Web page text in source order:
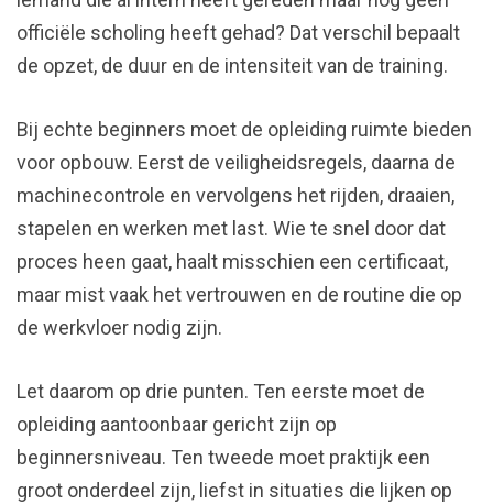
officiële scholing heeft gehad? Dat verschil bepaalt
de opzet, de duur en de intensiteit van de training.
Bij echte beginners moet de opleiding ruimte bieden
voor opbouw. Eerst de veiligheidsregels, daarna de
machinecontrole en vervolgens het rijden, draaien,
stapelen en werken met last. Wie te snel door dat
proces heen gaat, haalt misschien een certificaat,
maar mist vaak het vertrouwen en de routine die op
de werkvloer nodig zijn.
Let daarom op drie punten. Ten eerste moet de
opleiding aantoonbaar gericht zijn op
beginnersniveau. Ten tweede moet praktijk een
groot onderdeel zijn, liefst in situaties die lijken op